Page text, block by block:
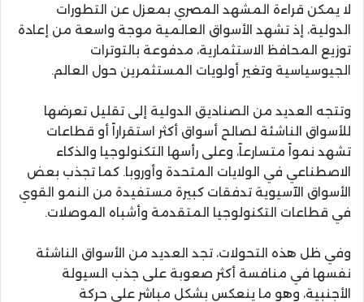
لا يمكن قراءة المشهد المصري بمعزل عن التطورات
الدولية، إذ تشهد الأسواق العالمية موجة واسعة من إعادة
توزيع المحافظ الاستثمارية، مدفوعة بالتوترات
الجيوسياسية وتغير أولويات المستثمرين حول العالم.
وتتجه العديد من الصناديق الدولية إلى تقليل تعرضها
للأسواق الناشئة لصالح أسواق أكثر استقراراً أو قطاعات
تشهد نمواً متسارعاً، وعلى رأسها التكنولوجيا والذكاء
الاصطناعي في الولايات المتحدة وأوروبا. كما تجذب بعض
الأسواق الآسيوية تدفقات كبيرة مستفيدة من النمو القوي
في قطاعات التكنولوجيا المتقدمة وأشباه الموصلات.
وفي ظل هذه التحولات، تجد العديد من الأسواق الناشئة
نفسها في منافسة أكثر صعوبة على جذب السيولة
الأجنبية، وهو ما ينعكس بشكل مباشر على حركة